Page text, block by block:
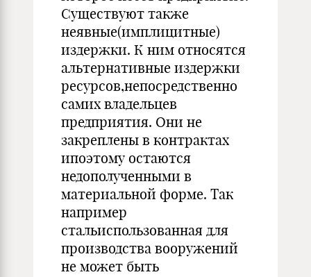
Существуют также
неявные(имплицитные)
издержки. К ним относятся
альтернативные издержки
ресурсов,непосредственно
самих владельцев
предприятия. Они не
закреплены в контрактах
ипоэтому остаются
недополученными в
материальной форме. Так
например
стальиспользованная для
производства вооружений
не может быть